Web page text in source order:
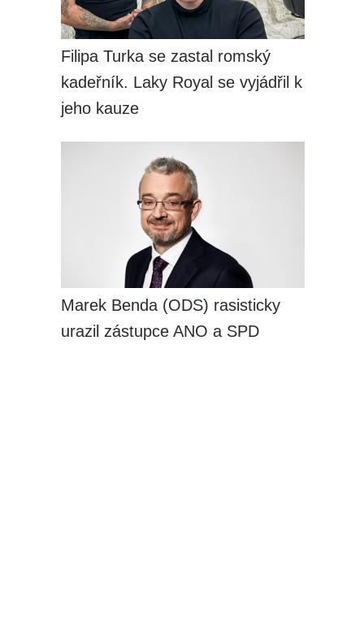
Filipa Turka se zastal romský
kadeřník. Laky Royal se vyjádřil k
jeho kauze
Marek Benda (ODS) rasisticky
urazil zástupce ANO a SPD